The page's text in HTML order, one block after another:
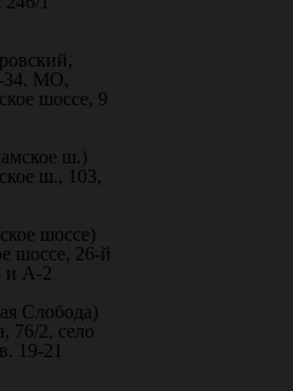
34. МО,
шоссе, 9
ш.)
ш., 103,
шоссе)
шоссе, 26-й
и А-2
Слобода)
76/2, село
19-21